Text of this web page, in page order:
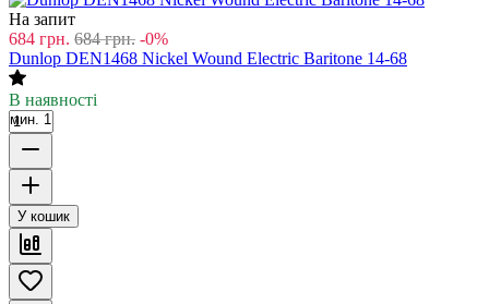
На запит
684 грн. 684 грн. -0%
Dunlop DEN1468 Nickel Wound Electric Baritone 14-68
В наявності
мин. 1
У кошик